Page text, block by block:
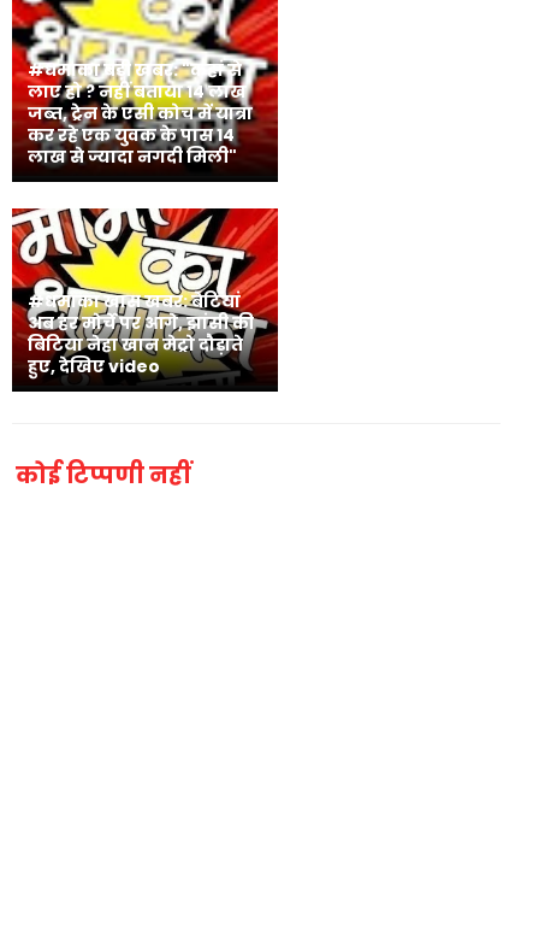
#धमाका बड़ी खबर: "कहां से
लाए हो ? नहीं बताया 14 लाख
जब्त, ट्रेन के एसी कोच में यात्रा
कर रहे एक युवक के पास 14
लाख से ज्यादा नगदी मिली"
#धमाका खास खबर: बेटियां
अब हर मोर्चे पर आगे, झांसी की
बिटिया नेहा खान मेट्रो दौड़ाते
हुए, देखिए video
कोई टिप्पणी नहीं